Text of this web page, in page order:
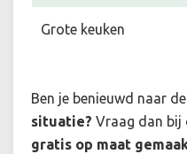
Grote keuken
Ben je benieuwd naar de
situatie? Vraag dan bij
gratis op maat